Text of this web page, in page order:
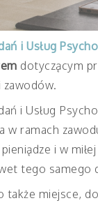
i Usług
dotyczącym
zawodów.
i Usług
w ramach
i w
tego samego
także miejsce,